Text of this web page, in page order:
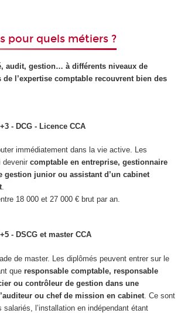
pour quels métiers ?
audit, gestion… à différents niveaux de
l’expertise comptable recouvrent bien des
- DCG - Licence CCA
immédiatement dans la vie active. Les
devenir comptable en entreprise, gestionnaire
gestion junior ou assistant d’un cabinet
.
18 000 et 27 000 € brut par an.
- DSCG et master CCA
de master. Les diplômés peuvent entrer sur le
que responsable comptable, responsable
ou contrôleur de gestion dans une
ou chef de mission en cabinet. Ce sont
l’installation en indépendant étant